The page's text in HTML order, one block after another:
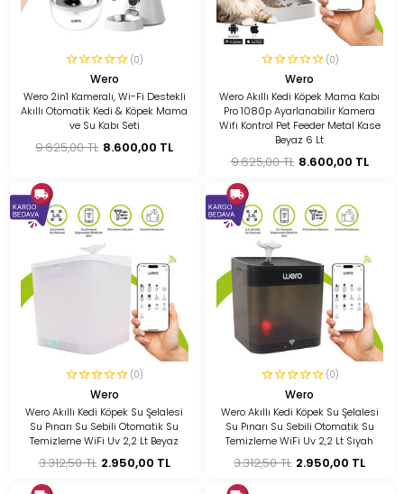
(0)
Wero
Wero 2in1 Kameralı, Wi-Fi Destekli
Akıllı Otomatik Kedi & Köpek Mama
ve Su Kabı Seti
9.625,00 TL 8.600,00 TL
(0)
Wero
Wero Akıllı Kedi Köpek Mama Kabı
Pro 1080p Ayarlanabilir Kamera
Wifi Kontrol Pet Feeder Metal Kase
Beyaz 6 Lt
9.625,00 TL 8.600,00 TL
(0)
Wero
Wero Akıllı Kedi Köpek Su Şelalesi
Su Pınarı Su Sebili Otomatik Su
Temizleme WiFi Uv 2,2 Lt Beyaz
3.312,50 TL 2.950,00 TL
(0)
Wero
Wero Akıllı Kedi Köpek Su Şelalesi
Su Pınarı Su Sebili Otomatik Su
Temizleme WiFi Uv 2,2 Lt Siyah
3.312,50 TL 2.950,00 TL